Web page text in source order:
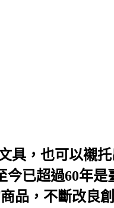
具，也可以襯
已超過60年
品，不斷改良